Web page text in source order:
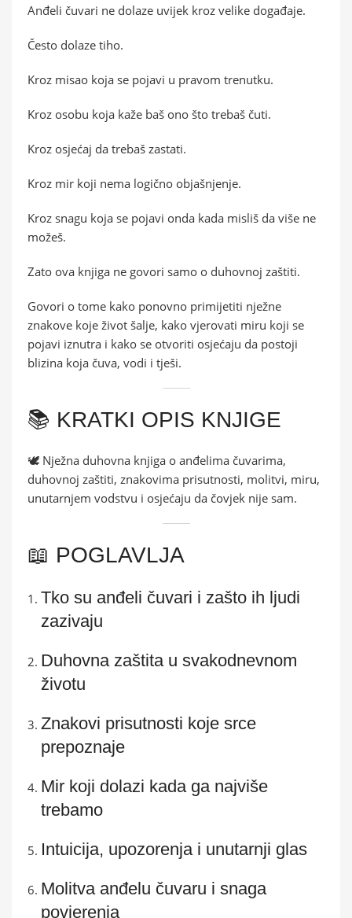
Anđeli čuvari ne dolaze uvijek kroz velike događaje.
Često dolaze tiho.
Kroz misao koja se pojavi u pravom trenutku.
Kroz osobu koja kaže baš ono što trebaš čuti.
Kroz osjećaj da trebaš zastati.
Kroz mir koji nema logično objašnjenje.
Kroz snagu koja se pojavi onda kada misliš da više ne
možeš.
Zato ova knjiga ne govori samo o duhovnoj zaštiti.
Govori o tome kako ponovno primijetiti nježne
znakove koje život šalje, kako vjerovati miru koji se
pojavi iznutra i kako se otvoriti osjećaju da postoji
blizina koja čuva, vodi i tješi.
📚 KRATKI OPIS KNJIGE
🕊️ Nježna duhovna knjiga o anđelima čuvarima,
duhovnoj zaštiti, znakovima prisutnosti, molitvi, miru,
unutarnjem vodstvu i osjećaju da čovjek nije sam.
📖 POGLAVLJA
Tko su anđeli čuvari i zašto ih ljudi
zazivaju
Duhovna zaštita u svakodnevnom
životu
Znakovi prisutnosti koje srce
prepoznaje
Mir koji dolazi kada ga najviše
trebamo
Intuicija, upozorenja i unutarnji glas
Molitva anđelu čuvaru i snaga
povjerenja